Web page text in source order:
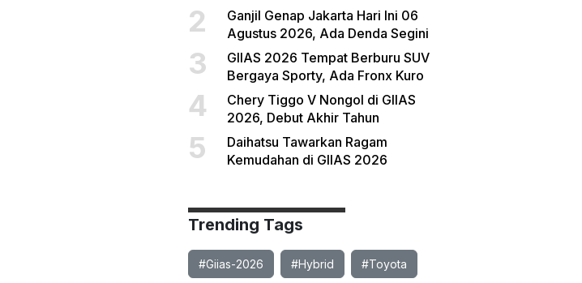
2
Ganjil Genap Jakarta Hari Ini 06
Agustus 2026, Ada Denda Segini
3
GIIAS 2026 Tempat Berburu SUV
Bergaya Sporty, Ada Fronx Kuro
4
Chery Tiggo V Nongol di GIIAS
2026, Debut Akhir Tahun
5
Daihatsu Tawarkan Ragam
Kemudahan di GIIAS 2026
Trending Tags
#Giias-2026 #Hybrid #Toyota